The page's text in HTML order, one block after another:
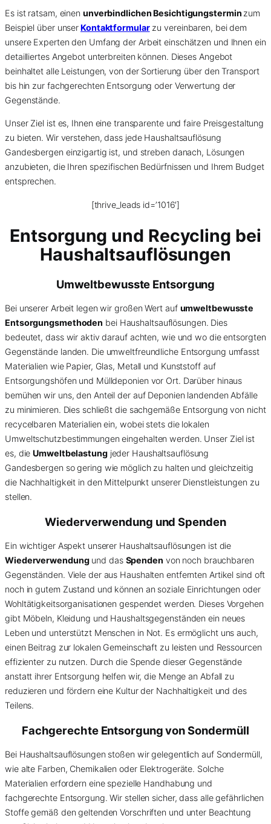
Es ist ratsam, einen unverbindlichen Besichtigungstermin zum
Beispiel über unserKontaktformularzu vereinbaren, bei dem
unsere Experten den Umfang der Arbeit einschätzen und Ihnen ein
detailliertes Angebot unterbreiten können. Dieses Angebot
beinhaltet alle Leistungen, von der Sortierung über den Transport
bis hin zur fachgerechten Entsorgung oder Verwertung der
Gegenstände.
Unser Ziel ist es, Ihnen eine transparente und faire Preisgestaltung
zu bieten. Wir verstehen, dass jede Haushaltsauflösung
Gandesbergen einzigartig ist, und streben danach, Lösungen
anzubieten, die Ihren spezifischen Bedürfnissen und Ihrem Budget
entsprechen.
[thrive_leads id=’1016′]
Entsorgung und Recycling bei
Haushaltsauflösungen
Umweltbewusste Entsorgung
Bei unserer Arbeit legen wir großen Wert auf umweltbewusste
Entsorgungsmethoden bei Haushaltsauflösungen. Dies
bedeutet, dass wir aktiv darauf achten, wie und wo die entsorgten
Gegenstände landen. Die umweltfreundliche Entsorgung umfasst
Materialien wie Papier, Glas, Metall und Kunststoff auf
Entsorgungshöfen und Mülldeponien vor Ort. Darüber hinaus
bemühen wir uns, den Anteil der auf Deponien landenden Abfälle
zu minimieren. Dies schließt die sachgemäße Entsorgung von nicht
recycelbaren Materialien ein, wobei stets die lokalen
Umweltschutzbestimmungen eingehalten werden. Unser Ziel ist
es, dieUmweltbelastungjeder Haushaltsauflösung
Gandesbergen so gering wie möglich zu halten und gleichzeitig
die Nachhaltigkeit in den Mittelpunkt unserer Dienstleistungen zu
stellen.
Wiederverwendung und Spenden
Ein wichtiger Aspekt unserer Haushaltsauflösungen ist die
Wiederverwendungund das Spenden von noch brauchbaren
Gegenständen. Viele der aus Haushalten entfernten Artikel sind oft
noch in gutem Zustand und können an soziale Einrichtungen oder
Wohltätigkeitsorganisationen gespendet werden. Dieses Vorgehen
gibt Möbeln, Kleidung und Haushaltsgegenständen ein neues
Leben und unterstützt Menschen in Not. Es ermöglicht uns auch,
einen Beitrag zur lokalen Gemeinschaft zu leisten und Ressourcen
effizienter zu nutzen. Durch die Spende dieser Gegenstände
anstatt ihrer Entsorgung helfen wir, die Menge an Abfall zu
reduzieren und fördern eine Kultur der Nachhaltigkeit und des
Teilens.
Fachgerechte Entsorgung vonSondermüll
Bei Haushaltsauflösungen stoßen wir gelegentlich auf Sondermüll,
wie alte Farben, Chemikalien oder Elektrogeräte. Solche
Materialien erfordern eine spezielle Handhabung und
fachgerechte Entsorgung. Wir stellen sicher, dass alle gefährlichen
Stoffe gemäß den geltenden Vorschriften und unter Beachtung